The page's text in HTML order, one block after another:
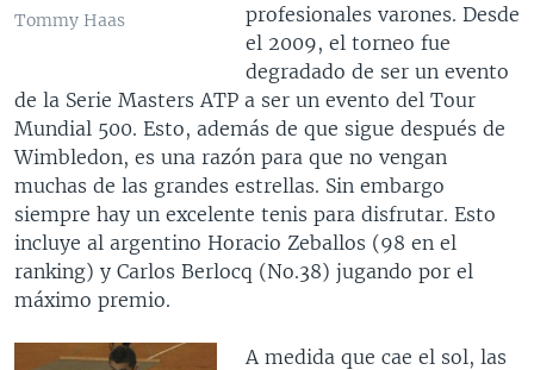
Tommy Haas
profesionales varones. Desde
el 2009, el torneo fue
degradado de ser un evento
de la Serie Masters ATP a ser un evento del Tour
Mundial 500. Esto, además de que sigue después de
Wimbledon, es una razón para que no vengan
muchas de las grandes estrellas. Sin embargo
siempre hay un excelente tenis para disfrutar. Esto
incluye al argentino Horacio Zeballos (98 en el
ranking) y Carlos Berlocq (No.38) jugando por el
máximo premio.
A medida que cae el sol, las